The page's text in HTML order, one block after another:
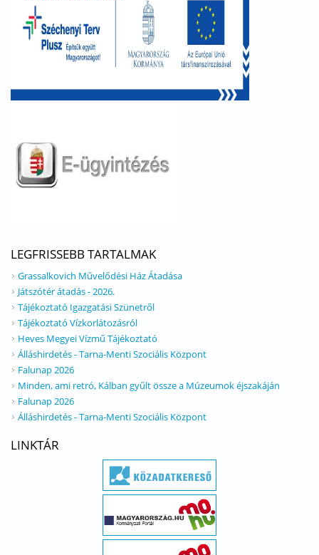
LEGFRISSEBB TARTALMAK
Grassalkovich Művelődési Ház Átadása
Játszótér átadás - 2026.
Tájékoztató Igazgatási Szünetről
Tájékoztató Vízkorlátozásról
Heves Megyei Vízmű Tájékoztató
Álláshirdetés - Tarna-Menti Szociális Központ
Falunap 2026
Minden, ami retró, Kálban gyűlt össze a Múzeumok éjszakáján
Falunap 2026
Álláshirdetés - Tarna-Menti Szociális Központ
LINKTÁR